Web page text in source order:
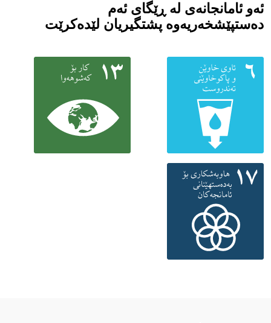
ئەو ئامانجانەی لە ڕێگای ئەم
دەستپێشخەریەوە پشتگیریان لێدەکرێت